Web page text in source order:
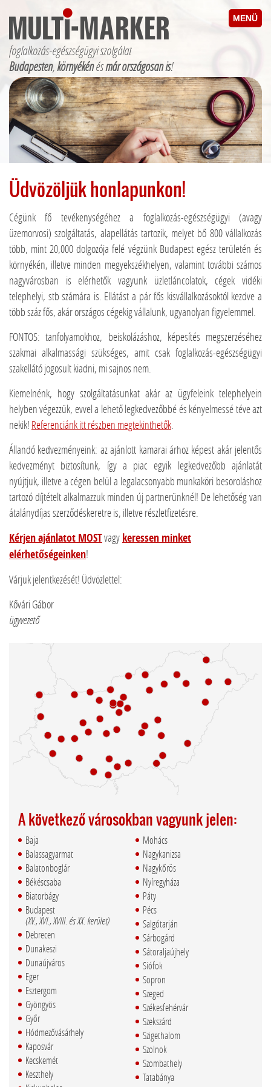
foglalkozás-egészségügyi szolgálat
Budapesten,környékénésmár országosan is!
MENÜ
Üdvözöljük honlapunkon!
Cégünk fő tevékenységéhez a foglalkozás-egészségügyi (avagy
üzemorvosi) szolgáltatás, alapellátás tartozik, melyet bő 800 vállalkozás
több, mint 20,000 dolgozója felé végzünk Budapest egész területén és
környékén, illetve minden megyekszékhelyen, valamint további számos
nagyvárosban is elérhetők vagyunk üzletláncolatok, cégek vidéki
telephelyi, stb számára is. Ellátást a pár fős kisvállalkozásoktól kezdve a
több száz fős, akár országos cégekig vállalunk, ugyanolyan figyelemmel.
FONTOS: tanfolyamokhoz, beiskolázáshoz, képesítés megszerzéséhez
szakmai alkalmassági szükséges, amit csak foglalkozás-egészségügyi
szakellátó jogosult kiadni, mi sajnos nem.
Kiemelnénk, hogy szolgáltatásunkat akár az ügyfeleink telephelyein
helyben végezzük, evvel a lehető legkedvezőbbé és kényelmessé téve azt
nekik! Referenciánk itt részben megtekinthetők.
Állandó kedvezményeink: az ajánlott kamarai árhoz képest akár jelentős
kedvezményt biztosítunk, így a piac egyik legkedvezőbb ajánlatát
nyújtjuk, illetve a cégen belül a legalacsonyabb munkaköri besoroláshoz
tartozó díjtételt alkalmazzuk minden új partnerünknél! De lehetőség van
átalánydíjas szerződéskeretre is, illetve részletfizetésre.
Kérjen ajánlatot MOSTvagy keressen minket
elérhetőségeinken!
Várjuk jelentkezését! Üdvözlettel:
Kővári Gábor
ügyvezető
A következő városokban vagyunk jelen:
Baja
Balassagyarmat
Balatonboglár
Békéscsaba
Biatorbágy
Budapest
(XV., XVI., XVIII. és XX. kerület)
Debrecen
Dunakeszi
Dunaújváros
Eger
Esztergom
Gyöngyös
Győr
Hódmezővásárhely
Kaposvár
Kecskemét
Keszthely
Mohács
Nagykanizsa
Nagykőrös
Nyíregyháza
Páty
Pécs
Salgótarján
Sárbogárd
Sátoraljaújhely
Siófok
Sopron
Szeged
Székesfehérvár
Szekszárd
Szigethalom
Szolnok
Szombathely
Tatabánya